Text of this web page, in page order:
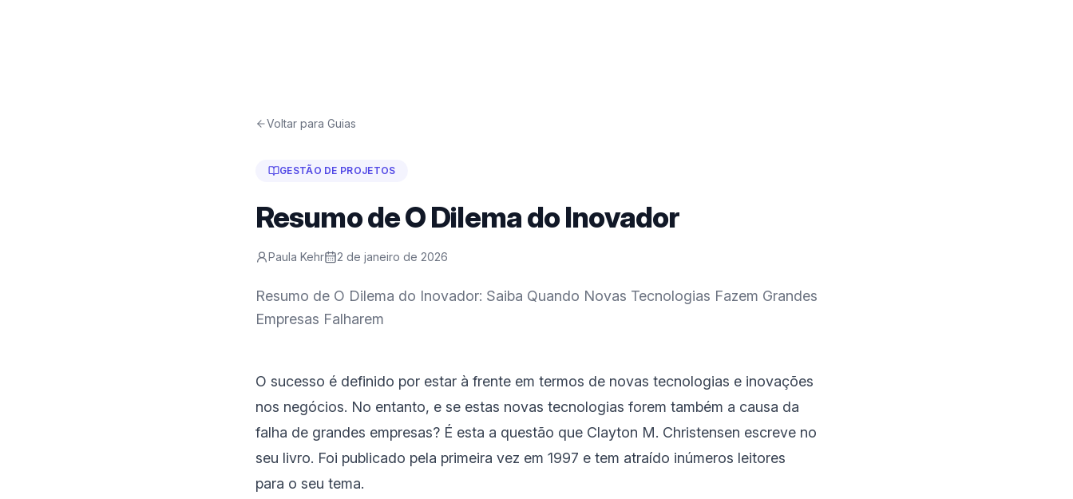
Voltar para Guias
GESTÃO DE PROJETOS
Resumo de O Dilema do Inovador
Paula Kehr 2 de janeiro de 2026
Resumo de O Dilema do Inovador: Saiba Quando Novas Tecnologias Fazem Grandes
Empresas Falharem
O sucesso é definido por estar à frente em termos de novas tecnologias e inovações
nos negócios. No entanto, e se estas novas tecnologias forem também a causa da
falha de grandes empresas? É esta a questão que Clayton M. Christensen escreve no
seu livro. Foi publicado pela primeira vez em 1997 e tem atraído inúmeros leitores
para o seu tema.